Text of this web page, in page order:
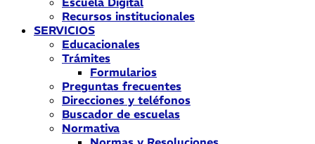
Recursos institucionales
SERVICIOS
Educacionales
Trámites
Formularios
Preguntas frecuentes
Direcciones y teléfonos
Buscador de escuelas
Normativa